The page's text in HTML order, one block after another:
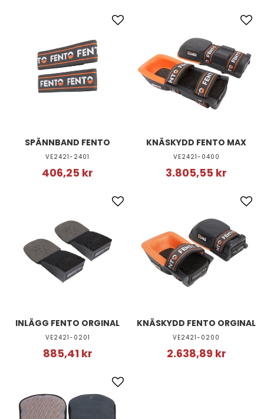
SPÄNNBAND FENTO
VE2421-2401
406,25 kr
KNÄSKYDD FENTO MAX
VE2421-0400
3.805,55 kr
INLÄGG FENTO ORGINAL
VE2421-0201
885,41 kr
KNÄSKYDD FENTO ORGINAL
VE2421-0200
2.638,89 kr